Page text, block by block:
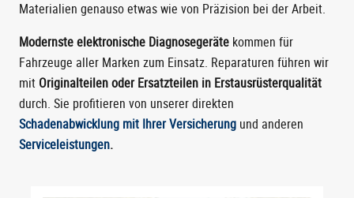
Materialien genauso etwas wie von Präzision bei der Arbeit.
Modernste elektronische Diagnosegeräte kommen für
Fahrzeuge aller Marken zum Einsatz. Reparaturen führen wir
mit Originalteilen oder Ersatzteilen in Erstausrüsterqualität
durch. Sie profitieren von unserer direkten
Schadenabwicklung mit Ihrer Versicherung und anderen
Serviceleistungen.